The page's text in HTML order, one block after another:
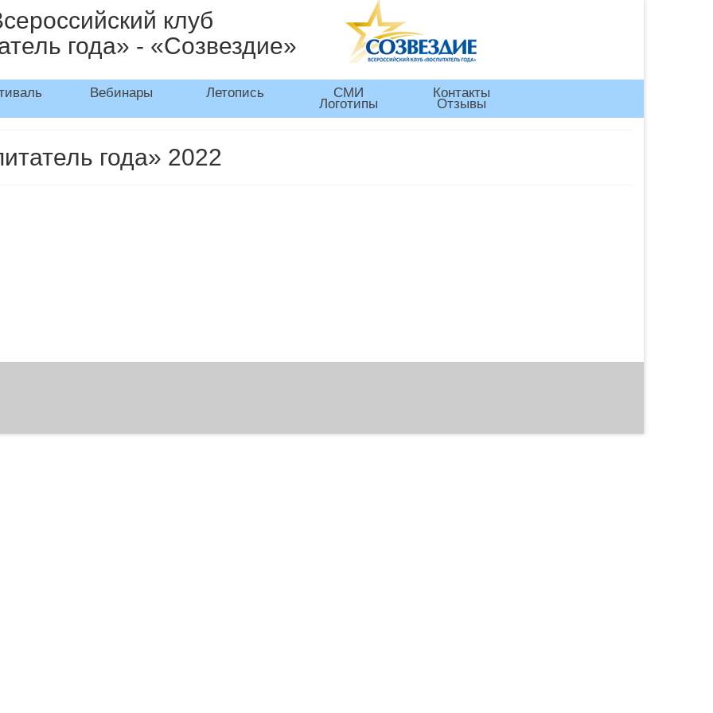
клуб
года» - «Созвездие»
Вебинары Летопись СМИ
Логотипы
Контакты
Отзывы
года» 2022